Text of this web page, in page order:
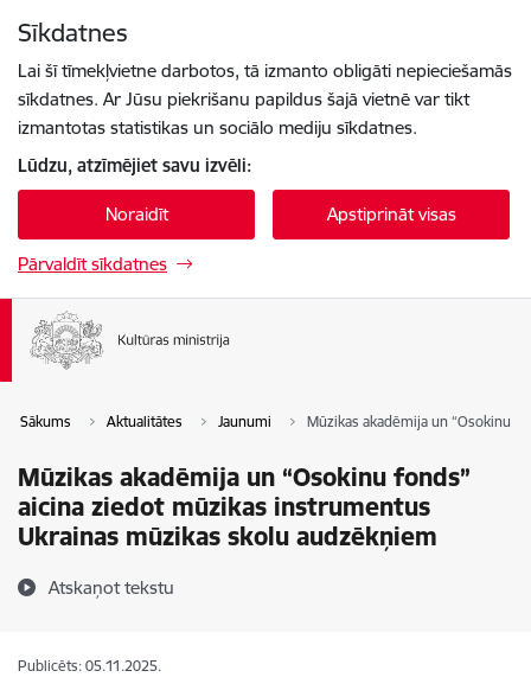
Sīkdatnes
Lai šī tīmekļvietne darbotos, tā izmanto obligāti nepieciešamās
sīkdatnes. Ar Jūsu piekrišanu papildus šajā vietnē var tikt
izmantotas statistikas un sociālo mediju sīkdatnes.
Lūdzu, atzīmējiet savu izvēli:
Noraidīt Apstiprināt visas
Pārvaldīt sīkdatnes
Sākums Aktualitātes Jaunumi Mūzikas akadēmija un “Osokinu
Mūzikas akadēmija un “Osokinu fonds”
aicina ziedot mūzikas instrumentus
Ukrainas mūzikas skolu audzēkņiem
Atskaņot tekstu
Publicēts: 05.11.2025.